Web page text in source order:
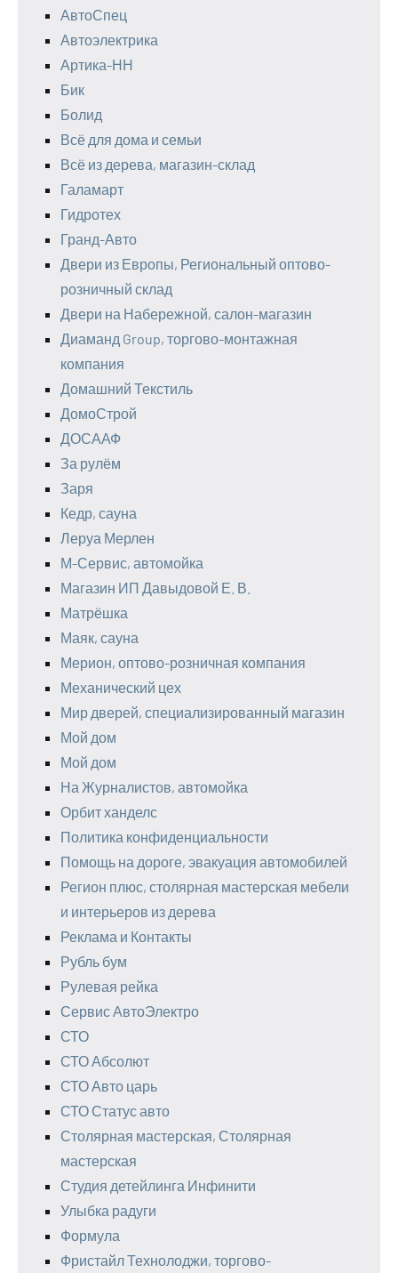
АвтоСпец
Автоэлектрика
Артика-НН
Бик
Болид
Всё для дома и семьи
Всё из дерева, магазин-склад
Галамарт
Гидротех
Гранд-Авто
Двери из Европы, Региональный оптово-
розничный склад
Двери на Набережной, салон-магазин
Диаманд Group, торгово-монтажная
компания
Домашний Текстиль
ДомоСтрой
ДОСААФ
За рулём
Заря
Кедр, сауна
Леруа Мерлен
М-Сервис, автомойка
Магазин ИП Давыдовой Е. В.
Матрёшка
Маяк, сауна
Мерион, оптово-розничная компания
Механический цех
Мир дверей, специализированный магазин
Мой дом
Мой дом
На Журналистов, автомойка
Орбит ханделс
Политика конфиденциальности
Помощь на дороге, эвакуация автомобилей
Регион плюс, столярная мастерская мебели
и интерьеров из дерева
Реклама и Контакты
Рубль бум
Рулевая рейка
Сервис АвтоЭлектро
СТО
СТО Абсолют
СТО Авто царь
СТО Статус авто
Столярная мастерская, Столярная
мастерская
Студия детейлинга Инфинити
Улыбка радуги
Формула
Фристайл Технолоджи, торгово-